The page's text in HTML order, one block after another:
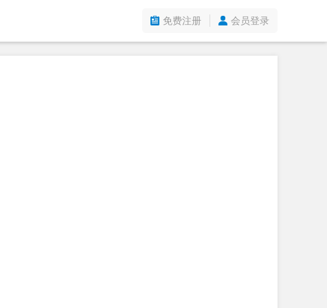
免费注册 会员登录